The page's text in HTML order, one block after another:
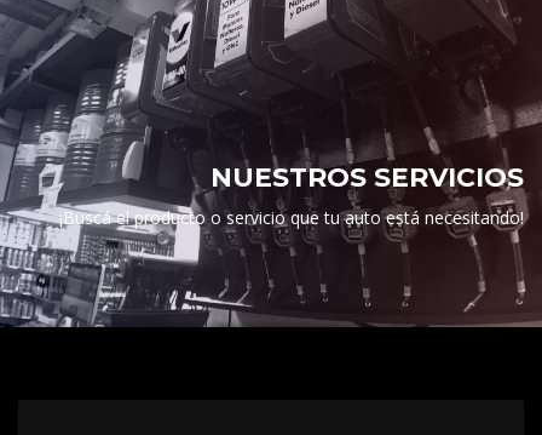
NUESTROS SERVICIOS
¡Buscá el producto o servicio que tu auto está necesitando!